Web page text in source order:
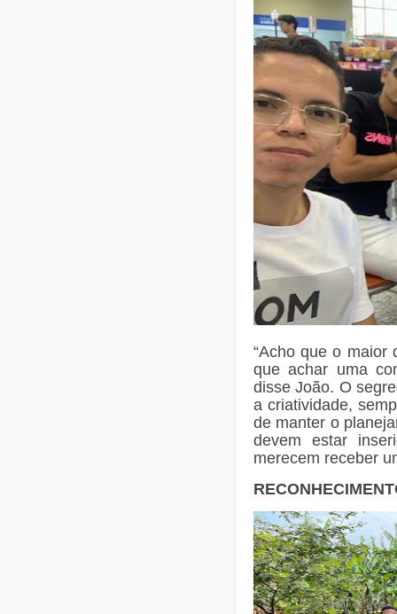
“Acho que o maior
que achar uma
disse João. O
a criatividade,
de manter o
devem estar
merecem receber